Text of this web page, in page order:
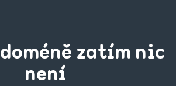
doméně zatím nic
není